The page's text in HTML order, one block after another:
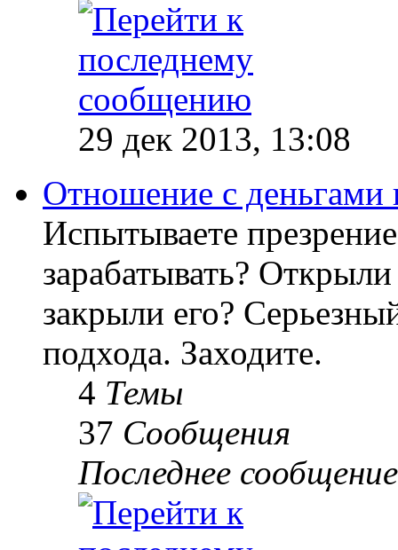
29 дек 2013, 13:08
Отношение с деньгами
Испытываете
зарабатывать?
закрыли его?
подхода. Заходите.
4 Темы
37 Сообщения
Последнее сообщение